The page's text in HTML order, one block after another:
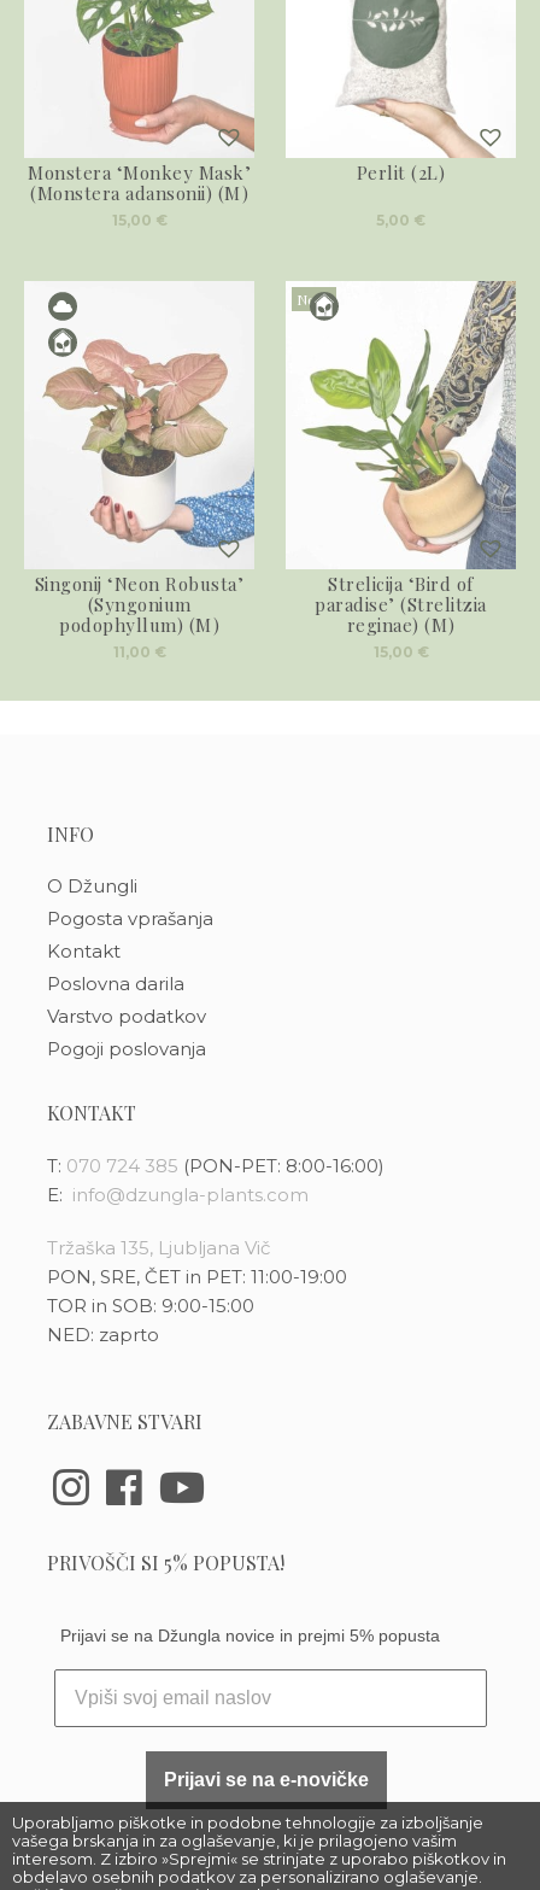
Uporabljamo piškotke in podobne tehnologije za izboljšanje
vašega brskanja in za oglaševanje, ki je prilagojeno vašim
interesom. Z izbiro »Sprejmi« se strinjate z uporabo piškotkov in
obdelavo osebnih podatkov za personalizirano oglaševanje.
Monstera ‘Monkey Mask’
(Monstera adansonii) (M)
15,00 €
Perlit (2L)
5,00 €
Singonij ‘Neon Robusta’
(Syngonium
podophyllum) (M)
11,00 €
Novo
Strelicija ‘Bird of
paradise’ (Strelitzia
reginae) (M)
15,00 €
INFO
O Džungli
Pogosta vprašanja
Kontakt
Poslovna darila
Varstvo podatkov
Pogoji poslovanja
KONTAKT
T: 070 724 385 (PON-PET: 8:00-16:00)
E: info@dzungla-plants.com
Tržaška 135, Ljubljana Vič
PON, SRE, ČET in PET: 11:00-19:00
TOR in SOB: 9:00-15:00
NED: zaprto
ZABAVNE STVARI
PRIVOŠČI SI 5% POPUSTA!
Prijavi se na Džungla novice in prejmi 5% popusta
Prijavi se na e-novičke